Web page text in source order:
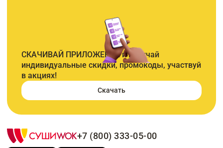
СКАЧИВАЙ ПРИЛОЖЕНИЕ и получай
индивидуальные скидки, промокоды, участвуй
в акциях!
Скачать
+7 (800) 333-05-00